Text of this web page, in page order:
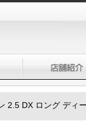
2.5 DX ロング ディ